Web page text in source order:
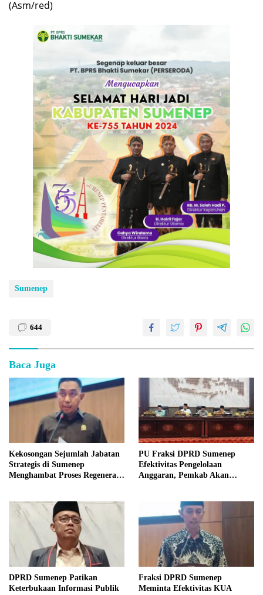
(Asm/red)
Sumenep
644
Baca Juga
Kekosongan Sejumlah Jabatan
Strategis di Sumenep
Menghambat Proses Regenerasi
PU Fraksi DPRD Sumenep
Efektivitas Pengelolaan
Anggaran, Pemkab Akan
DPRD Sumenep Patikan
Keterbukaan Informasi Publik
Fraksi DPRD Sumenep
Meminta Efektivitas KUA